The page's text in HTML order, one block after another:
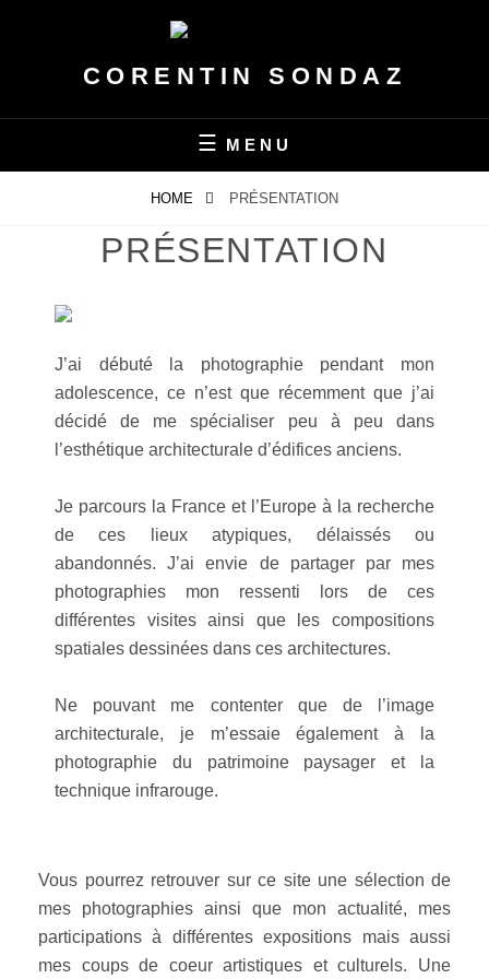
CORENTIN SONDAZ
MENU
HOME PRÉSENTATION
PRÉSENTATION
J’ai débuté la photographie pendant mon
adolescence, ce n’est que récemment que j’ai
décidé de me spécialiser peu à peu dans
l’esthétique architecturale d’édifices anciens.
Je parcours la France et l’Europe à la recherche
de ces lieux atypiques, délaissés ou
abandonnés. J’ai envie de partager par mes
photographies mon ressenti lors de ces
différentes visites ainsi que les compositions
spatiales dessinées dans ces architectures.
Ne pouvant me contenter que de l’image
architecturale, je m’essaie également à la
photographie du patrimoine paysager et la
technique infrarouge.
Vous pourrez retrouver sur ce site une sélection de
mes photographies ainsi que mon actualité, mes
participations à différentes expositions mais aussi
mes coups de coeur artistiques et culturels. Une